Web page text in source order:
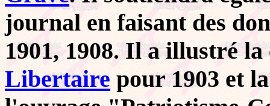
journal en faisant des
1901, 1908. Il a illustré
Libertaire pour 1903 et